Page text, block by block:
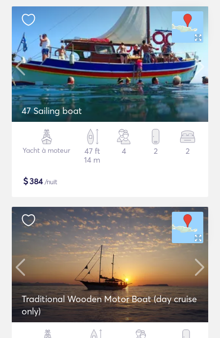
47 Sailing boat
Yacht à moteur
47 ft
14 m
4 2 2
$384/nuit
Traditional Wooden Motor Boat (day cruise
only)